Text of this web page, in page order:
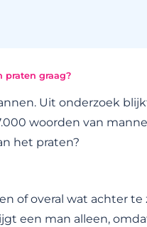
praten graag?
Uit onderzoek
woorden van
het praten?
of overal wat achter te
een man alleen,